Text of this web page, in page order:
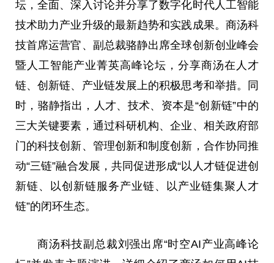
坛，全面、深入讨论并分享了数字化时代人工智能
技术助力产业升级的最新趋势和实践成果。商汤科
技首席运营官、副总裁骆静出席全球创新创业峰会
暨人工智能产业菁英高峰论坛，分享商汤在人才
链、创新链、产业链发展上的积极思考和举措。同
时，骆静指出，人才、技术、资本是“创新链”中的
三大关键要素，通过科研机构、企业、相关政府部
门的科技创新、管理创新和制度创新，合作协同推
动“三链”融合发展，共同促进形成“以人才链促进创
新链、以创新链服务产业链、以产业链集聚人才
链”的闭环生态。
商汤科技副总裁刘强出席“时空AI产业高峰论